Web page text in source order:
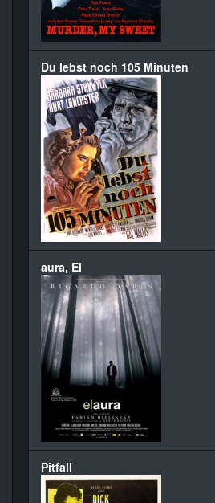
Du lebst noch 105 Minuten
aura, El
Pitfall